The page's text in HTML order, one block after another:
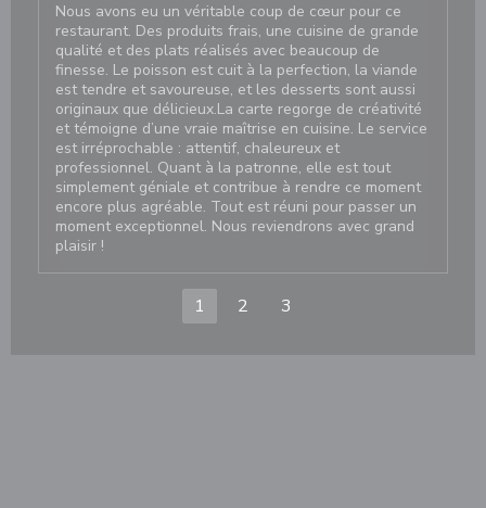
Nous avons eu un véritable coup de cœur pour ce
restaurant. Des produits frais, une cuisine de grande
qualité et des plats réalisés avec beaucoup de
finesse. Le poisson est cuit à la perfection, la viande
est tendre et savoureuse, et les desserts sont aussi
originaux que délicieux.La carte regorge de créativité
et témoigne d’une vraie maîtrise en cuisine. Le service
est irréprochable : attentif, chaleureux et
professionnel. Quant à la patronne, elle est tout
simplement géniale et contribue à rendre ce moment
encore plus agréable. Tout est réuni pour passer un
moment exceptionnel. Nous reviendrons avec grand
plaisir !
1 2 3